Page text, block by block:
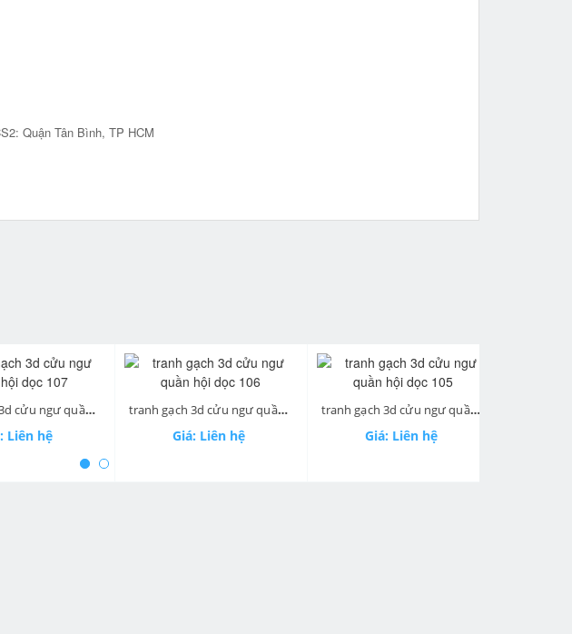
Quận Tân Bình, TP HCM
tranh gạch 3d cửu ngư quần hội dọc 107
hệ
tranh gạch 3d cửu ngư quần hội dọc 106
Giá: Liên hệ
tranh gạch 3d cửu ngư quần hội dọc 105
Giá: Liên hệ
next